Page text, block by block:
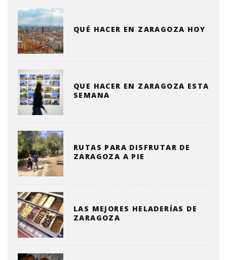
QUÉ HACER EN ZARAGOZA HOY
QUE HACER EN ZARAGOZA ESTA
SEMANA
RUTAS PARA DISFRUTAR DE
ZARAGOZA A PIE
LAS MEJORES HELADERÍAS DE
ZARAGOZA